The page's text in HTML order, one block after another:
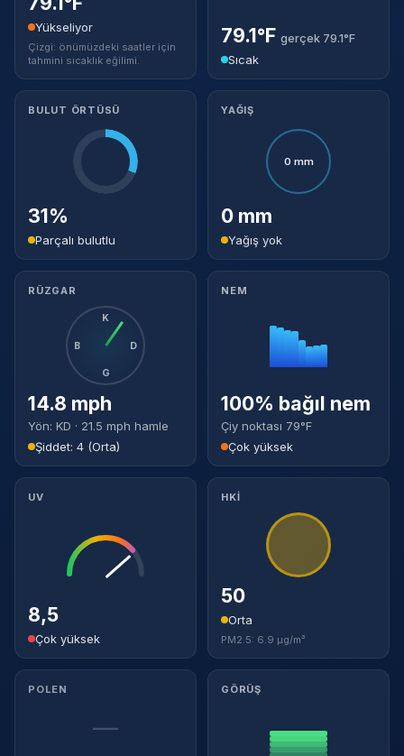
Yükseliyor
Çizgi: önümüzdeki saatler için
tahmini sıcaklık eğilimi.
79.1°F gerçek 79.1°F
Sıcak
BULUT ÖRTÜSÜ
31%
Parçalı bulutlu
YAĞIŞ
0 mm
0 mm
Yağış yok
RÜZGAR
K
D
G
B
14.8 mph
Yön: KD · 21.5 mph hamle
Şiddet: 4 (Orta)
NEM
100% bağıl nem
Çiy noktası 79°F
Çok yüksek
UV
8,5
Çok yüksek
HKİ
50
Orta
PM2.5: 6.9 µg/m³
POLEN
—
GÖRÜŞ